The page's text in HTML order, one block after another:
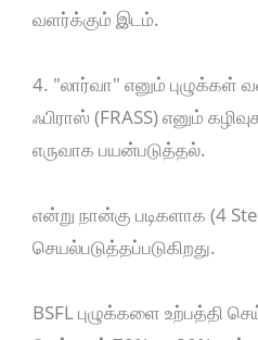
வளர்க்கும் இடம்.
4. "லார்வா" எனும் புழுக்கள்
ஃபிராஸ் (FRASS) எனும்
எருவாக பயன்படுத்தல்.
என்று நான்கு படிகளாக (4
செயல்படுத்தப்படுகிறது.
BSFL புழுக்களை உற்பத்தி